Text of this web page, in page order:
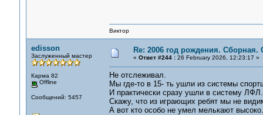
Виктор
edisson
Заслуженный мастер
Карма 82
Offline
Сообщений: 5457
Re: 2006 год рождения.
« Ответ #244 :26 February 2026, 12:23:17 »
Не отслеживал.
Мы где-то в 15- ть ушли из системы
И практически сразу ушли в систему
Скажу, что из играющих ребят мы не
А вот кто особо не умел мелькают